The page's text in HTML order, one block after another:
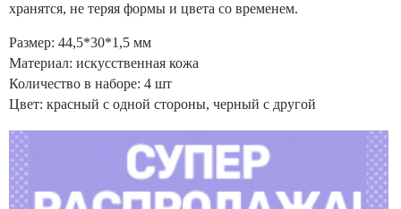
хранятся, не теряя формы и цвета со временем.
Размер: 44,5*30*1,5 мм
Материал: искусственная кожа
Количество в наборе: 4 шт
Цвет: красный с одной стороны, черный с другой